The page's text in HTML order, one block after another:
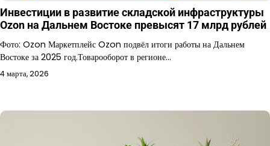
Инвестиции в развитие складской инфраструктуры
Ozon на Дальнем Востоке превысят 17 млрд рублей
Фото: Ozon Маркетплейс Ozon подвёл итоги работы на Дальнем
Востоке за 2025 год.Товарооборот в регионе…
4 марта, 2026